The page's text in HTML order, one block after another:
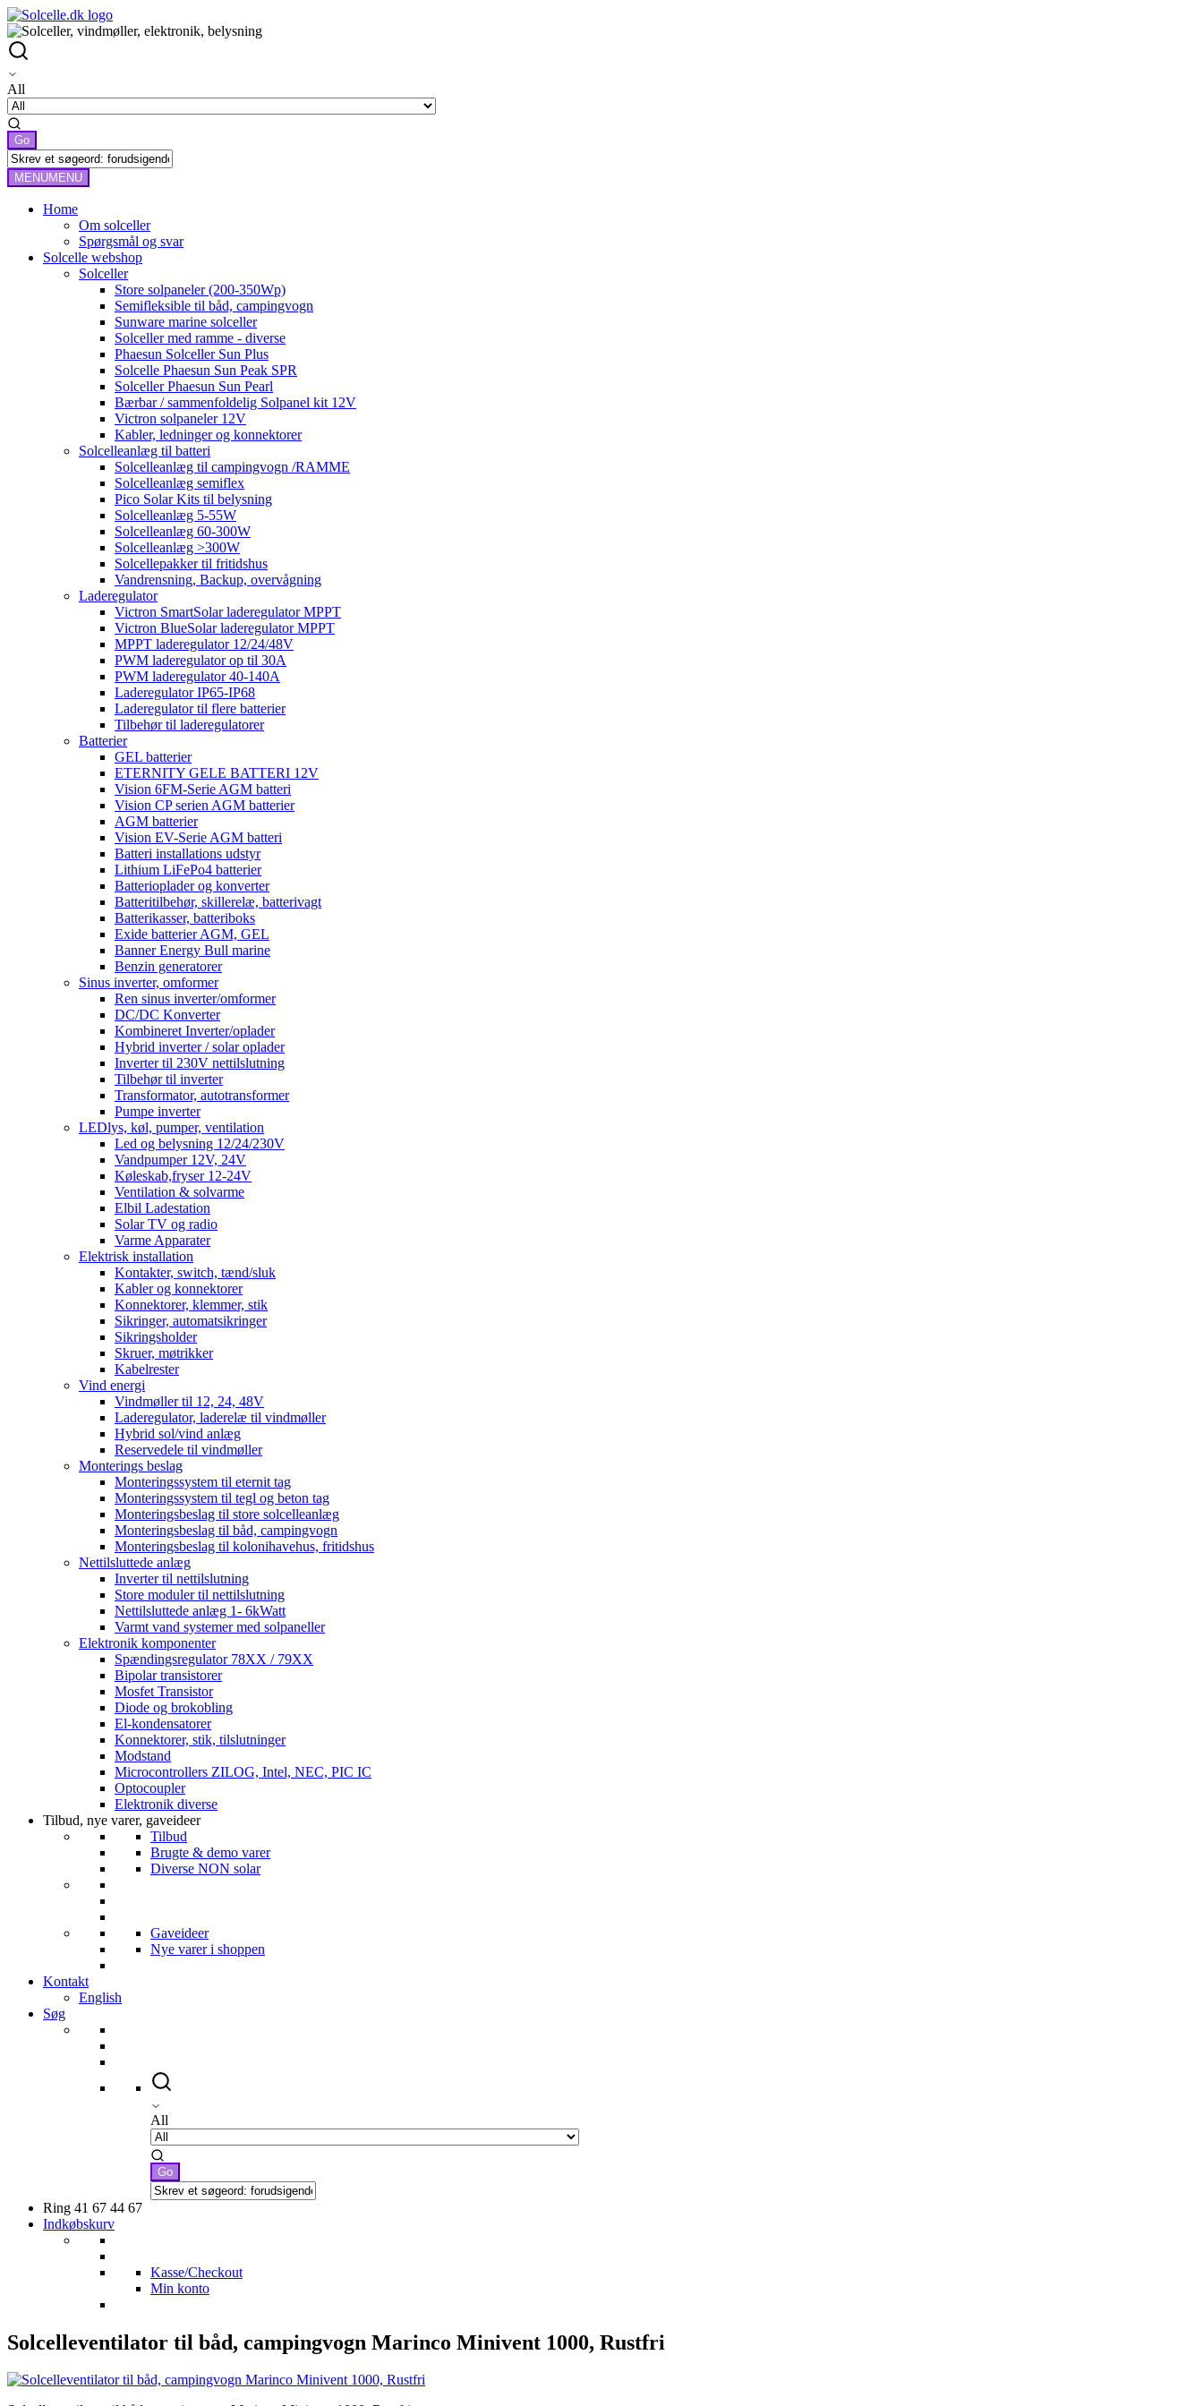
All
MENUMENU
Home
Om solceller
Spørgsmål og svar
Solcelle webshop
Solceller
Store solpaneler (200-350Wp)
Semifleksible til båd, campingvogn
Sunware marine solceller
Solceller med ramme - diverse
Phaesun Solceller Sun Plus
Solcelle Phaesun Sun Peak SPR
Solceller Phaesun Sun Pearl
Bærbar / sammenfoldelig Solpanel kit 12V
Victron solpaneler 12V
Kabler, ledninger og konnektorer
Solcelleanlæg til batteri
Solcelleanlæg til campingvogn /RAMME
Solcelleanlæg semiflex
Pico Solar Kits til belysning
Solcelleanlæg 5-55W
Solcelleanlæg 60-300W
Solcelleanlæg >300W
Solcellepakker til fritidshus
Vandrensning, Backup, overvågning
Laderegulator
Victron SmartSolar laderegulator MPPT
Victron BlueSolar laderegulator MPPT
MPPT laderegulator 12/24/48V
PWM laderegulator op til 30A
PWM laderegulator 40-140A
Laderegulator IP65-IP68
Laderegulator til flere batterier
Tilbehør til laderegulatorer
Batterier
GEL batterier
ETERNITY GELE BATTERI 12V
Vision 6FM-Serie AGM batteri
Vision CP serien AGM batterier
AGM batterier
Vision EV-Serie AGM batteri
Batteri installations udstyr
Lithium LiFePo4 batterier
Batterioplader og konverter
Batteritilbehør, skillerelæ, batterivagt
Batterikasser, batteriboks
Exide batterier AGM, GEL
Banner Energy Bull marine
Benzin generatorer
Sinus inverter, omformer
Ren sinus inverter/omformer
DC/DC Konverter
Kombineret Inverter/oplader
Hybrid inverter / solar oplader
Inverter til 230V nettilslutning
Tilbehør til inverter
Transformator, autotransformer
Pumpe inverter
LEDlys, køl, pumper, ventilation
Led og belysning 12/24/230V
Vandpumper 12V, 24V
Køleskab,fryser 12-24V
Ventilation & solvarme
Elbil Ladestation
Solar TV og radio
Varme Apparater
Elektrisk installation
Kontakter, switch, tænd/sluk
Kabler og konnektorer
Konnektorer, klemmer, stik
Sikringer, automatsikringer
Sikringsholder
Skruer, møtrikker
Kabelrester
Vind energi
Vindmøller til 12, 24, 48V
Laderegulator, laderelæ til vindmøller
Hybrid sol/vind anlæg
Reservedele til vindmøller
Monterings beslag
Monteringssystem til eternit tag
Monteringssystem til tegl og beton tag
Monteringsbeslag til store solcelleanlæg
Monteringsbeslag til båd, campingvogn
Monteringsbeslag til kolonihavehus, fritidshus
Nettilsluttede anlæg
Inverter til nettilslutning
Store moduler til nettilslutning
Nettilsluttede anlæg 1- 6kWatt
Varmt vand systemer med solpaneller
Elektronik komponenter
Spændingsregulator 78XX / 79XX
Bipolar transistorer
Mosfet Transistor
Diode og brokobling
El-kondensatorer
Konnektorer, stik, tilslutninger
Modstand
Microcontrollers ZILOG, Intel, NEC, PIC IC
Optocoupler
Elektronik diverse
Tilbud, nye varer, gaveideer
Tilbud
Brugte & demo varer
Diverse NON solar
Gaveideer
Nye varer i shoppen
Kontakt
English
Søg
All
Ring 41 67 44 67
Indkøbskurv
Kasse/Checkout
Min konto
Solcelleventilator til båd, campingvogn Marinco Minivent 1000, Rustfri